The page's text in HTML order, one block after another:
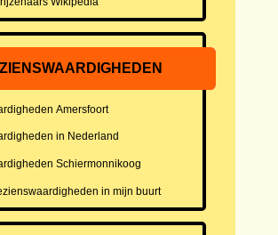
Amersfoort
in Nederland
Schiermonnikoog
in mijn buurt